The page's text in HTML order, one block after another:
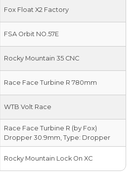
Fox Float X2 Factory
FSA Orbit NO.57E
Rocky Mountain 35 CNC
Race Face Turbine R 780mm
WTB Volt Race
Race Face Turbine R (by Fox)
Dropper 30.9mm, Type: Dropper
Rocky Mountain Lock On XC